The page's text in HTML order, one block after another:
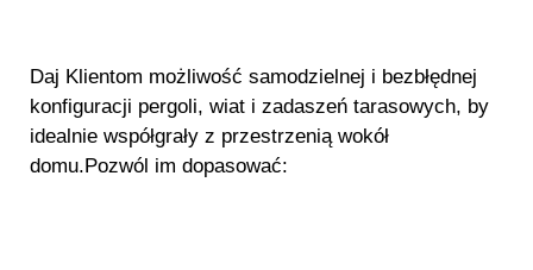
Daj Klientom możliwość samodzielnej i bezbłędnej
konfiguracji pergoli, wiat i zadaszeń tarasowych, by
idealnie współgrały z przestrzenią wokół
domu.Pozwól im dopasować: